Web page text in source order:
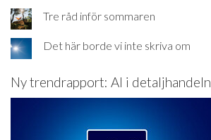
Tre råd inför sommaren
Det här borde vi inte skriva om
Ny trendrapport: AI i detaljhandeln